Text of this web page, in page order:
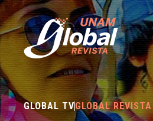
GLOBAL TVGLOBAL REVISTA